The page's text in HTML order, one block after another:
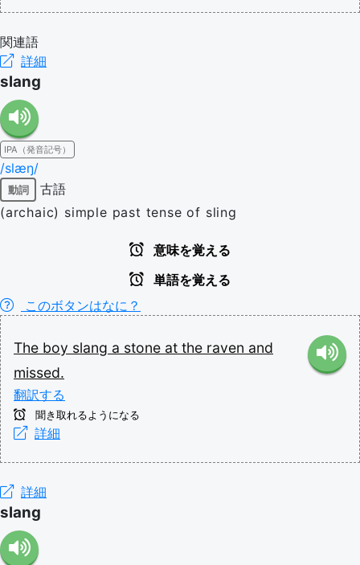
関連語
詳細
slang
IPA（発音記号）
/slæŋ/
動詞
古語
(archaic) simple past tense of sling
意味を覚える
単語を覚える
このボタンはなに？
The boy slang a stone at the raven and
missed.
翻訳する
聞き取れるようになる
詳細
詳細
slang